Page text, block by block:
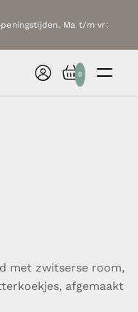
Ma t/m vr:
0
met zwitserse room,
afgemaakt